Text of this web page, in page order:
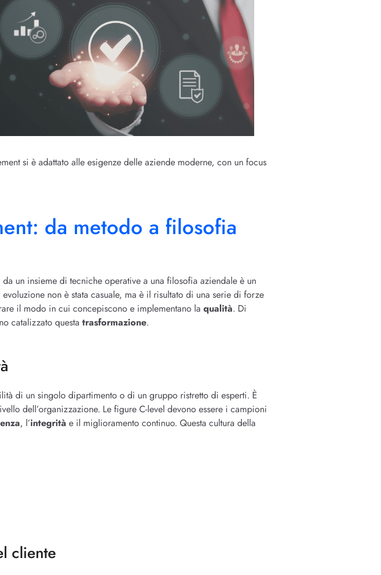
si è adattato alle esigenze delle aziende moderne, con un focus
da metodo a filosofia
da un insieme di tecniche operative a una filosofia aziendale è un
non è stata casuale, ma è il risultato di una serie di forze
il modo in cui concepiscono e implementano la qualità. Di
catalizzato questa trasformazione.
di un singolo dipartimento o di un gruppo ristretto di esperti. È
dell’organizzazione. Le figure C-level devono essere i campioni
, l’integrità e il miglioramento continuo. Questa cultura della
cliente